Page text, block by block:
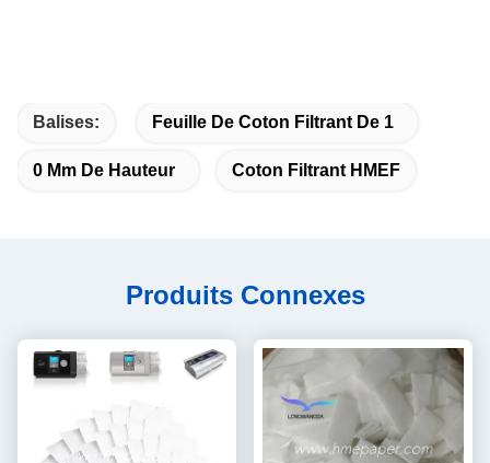
Balises: Feuille De Coton Filtrant De 1
0 Mm De Hauteur Coton Filtrant HMEF
Produits Connexes